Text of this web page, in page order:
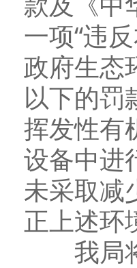
一项“违
政府生态
以下的罚
挥发性有
设备中进
未采取减
正上述环
我局将